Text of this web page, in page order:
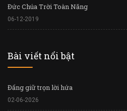
Đức Chúa Trời Toàn Năng
06-12-2019
Bài viết nổi bật
Đấng giữ trọn lời hứa
02-06-2026